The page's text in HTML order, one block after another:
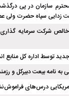
سازمان در پی
زدایی سپاه حضرت ولی
سود خالص شرکت سرمایه
توسط اداره کل منابع
به نامه بیعت دبیرکل و
درس‌های